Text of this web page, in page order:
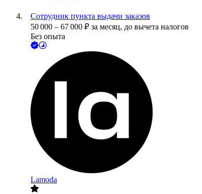
Сотрудник пункта выдачи заказов
50 000 – 67 000 ₽ за месяц, до вычета налогов
Без опыта
Lamoda